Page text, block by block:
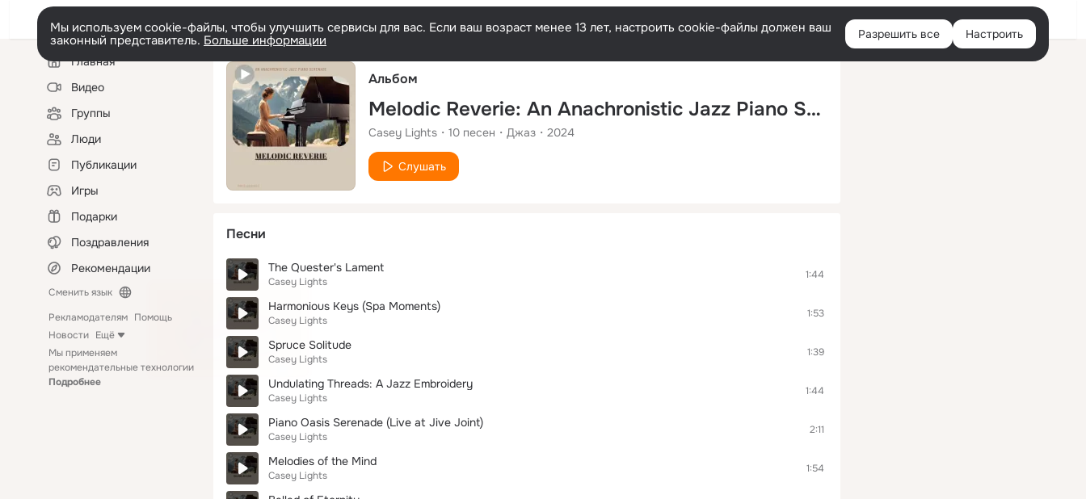
Русский Войти
Мы используем cookie-файлы, чтобы улучшить сервисы для вас. Если ваш возраст менее 13 лет, настроить cookie-файлы должен ваш
законный представитель. Больше информации Разрешить все Настроить
Левая
колонкаГлавная
Видео
Группы
Люди
Публикации
Игры
Подарки
Поздравления
Рекомендации
Сменить язык
Рекламодателям Помощь
Новости Ещё
Мы применяем
рекомендательные технологии
Подробнее
Альбом
Melodic Reverie: An Anachronistic Jazz Piano Serenade
Casey Lights 10 песен Джаз 2024
Слушать
Песни
The Quester's Lament
Casey Lights
1:44
Harmonious Keys (Spa Moments)
Casey Lights
1:53
Spruce Solitude
Casey Lights
1:39
Undulating Threads: A Jazz Embroidery
Casey Lights
1:44
Piano Oasis Serenade (Live at Jive Joint)
Casey Lights
2:11
Melodies of the Mind
Casey Lights
1:54